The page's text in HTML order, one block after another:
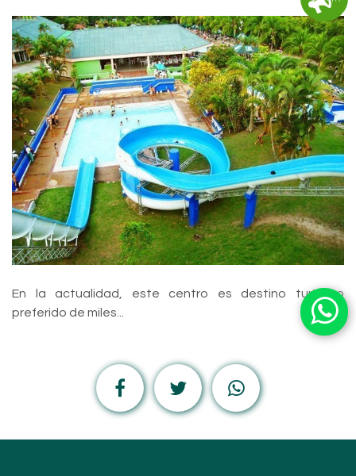
En la actualidad, este centro es destino turístico
preferido de miles...